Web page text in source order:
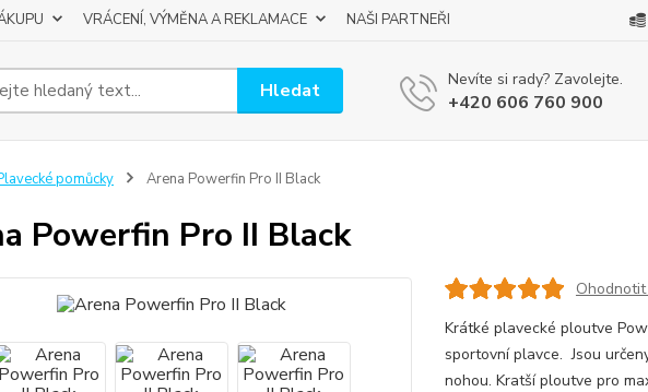
VRÁCENÍ, VÝMĚNA A REKLAMACE NAŠI PARTNEŘI
Hledat Nevíte si rady? Zavolejte.
+420 606 760 900
pomůcky Arena Powerfin Pro II Black
Powerfin Pro II Black
Krátké plavecké ploutve
sportovní plavce. Jsou
nohou. Kratší ploutve pro